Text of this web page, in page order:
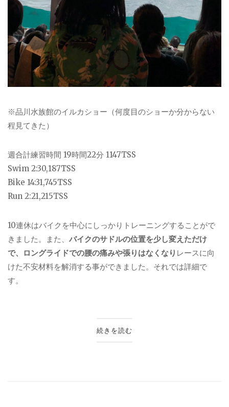
※品川水族館のイルカショー（何度目のショーか分からない
程見てきた）
週合計練習時間 19時間22分 1147TSS
Swim 2:30,187TSS
Bike 14:31,745TSS
Run 2:21,215TSS
10連休はバイクを中心にしっかりトレーニングすることがで
きました。また、 バイクのサドルの位置を少し変えただけ
で、ロングライドでの腰の痛みや張りはなくなり レースに向
けた不安材料を解消する事ができました。それでは詳細で
す。
続きを読む